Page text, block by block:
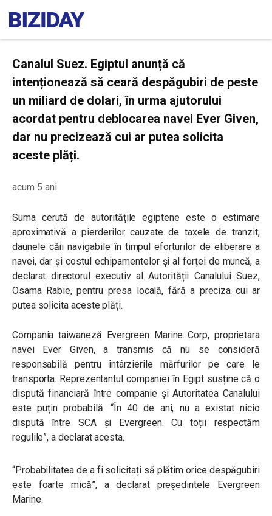
Canalul Suez. Egiptul anunță că
intenționează să ceară despăgubiri de peste
un miliard de dolari, în urma ajutorului
acordat pentru deblocarea navei Ever Given,
dar nu precizează cui ar putea solicita
aceste plăți.
acum 5 ani
Suma cerută de autoritățile egiptene este o estimare
aproximativă a pierderilor cauzate de taxele de tranzit,
daunele căii navigabile în timpul eforturilor de eliberare a
navei, dar și costul echipamentelor și al forței de muncă, a
declarat directorul executiv al Autorității Canalului Suez,
Osama Rabie, pentru presa locală, fără a preciza cui ar
putea solicita aceste plăți.
Compania taiwaneză Evergreen Marine Corp, proprietara
navei Ever Given, a transmis că nu se consideră
responsabilă pentru întârzierile mărfurilor pe care le
transporta. Reprezentantul companiei în Egipt susține că o
dispută financiară între companie și Autoritatea Canalului
este puțin probabilă. “În 40 de ani, nu a existat nicio
dispută între SCA și Evergreen. Cu toții respectăm
regulile”, a declarat acesta.
“Probabilitatea de a fi solicitați să plătim orice despăgubiri
este foarte mică”, a declarat președintele Evergreen
Marine.